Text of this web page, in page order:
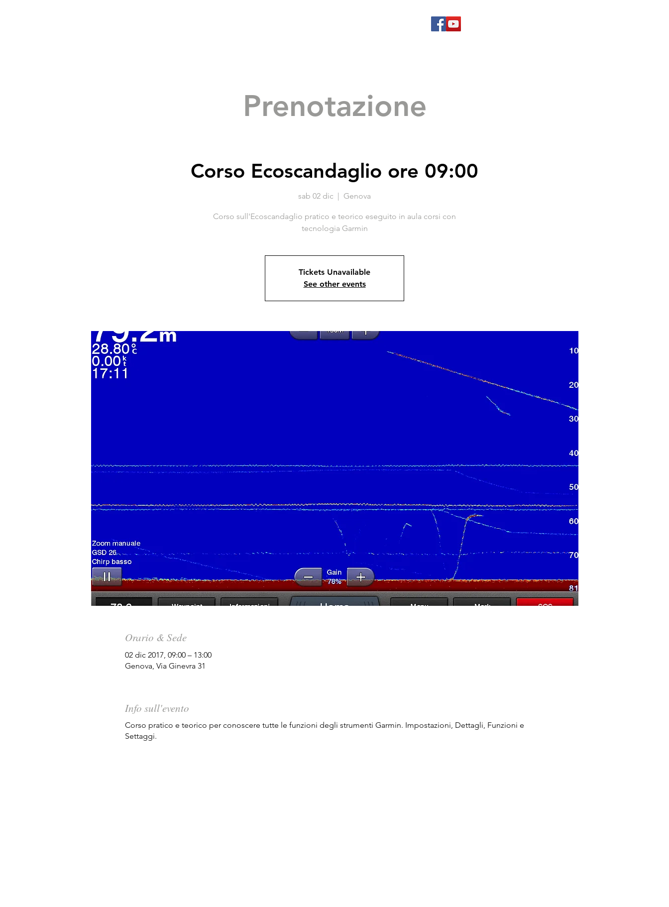
Prenotazione
Corso Ecoscandaglio ore 09:00
sab 02 dic
  |
Genova
Corso sull'Ecoscandaglio pratico e teorico eseguito in aula corsi con
tecnologia Garmin
Tickets Unavailable
See other events
Orario & Sede
02 dic 2017, 09:00 – 13:00
Genova, Via Ginevra 31
Info sull'evento
Corso pratico e teorico per conoscere tutte le funzioni degli strumenti Garmin. Impostazioni, Dettagli, Funzioni e
Settaggi.